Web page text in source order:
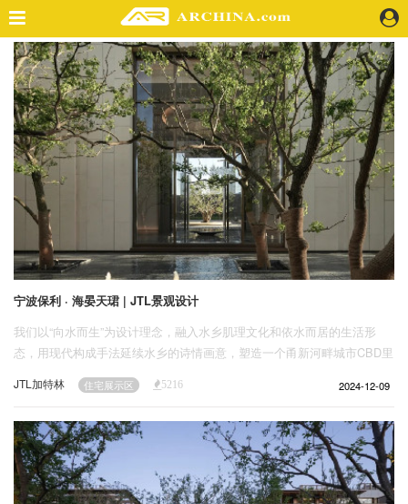
精选案例
建 筑
景 观
室 内
视 频
头条资讯
业 界
机 构
人 物
地 产
快速搜索
企业会员
关于投稿
宁波保利 · 海晏天珺 | JTL景观设计
我们以“向水而生”为设计理念，融入水乡肌理文化和依水而居的生活形
态，用现代构成手法延续水乡的诗情画意，塑造一个甬新河畔城市CBD里
的度假居所。
JTL加特林 住宅展示区 5216 2024-12-09